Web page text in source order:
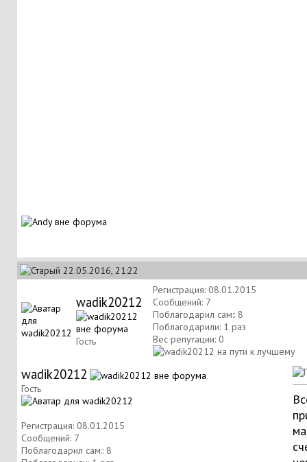
22.05.2016, 21:22
wadik20212
Гость
Регистрация: 08.01.2015
Сообщений: 7
Поблагодарил сам:: 8
Поблагодарили: 1 раз
Вес репутации: 0
wadik20212
Гость
Регистрация: 08.01.2015
Сообщений: 7
Поблагодарил сам:: 8